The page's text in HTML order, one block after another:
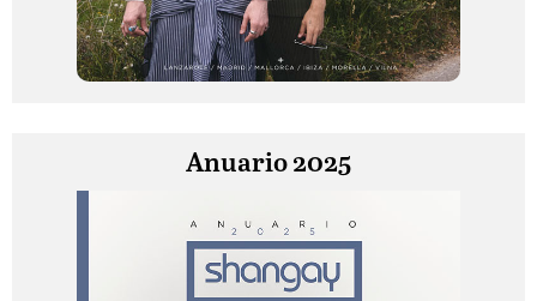
Anuario 2025